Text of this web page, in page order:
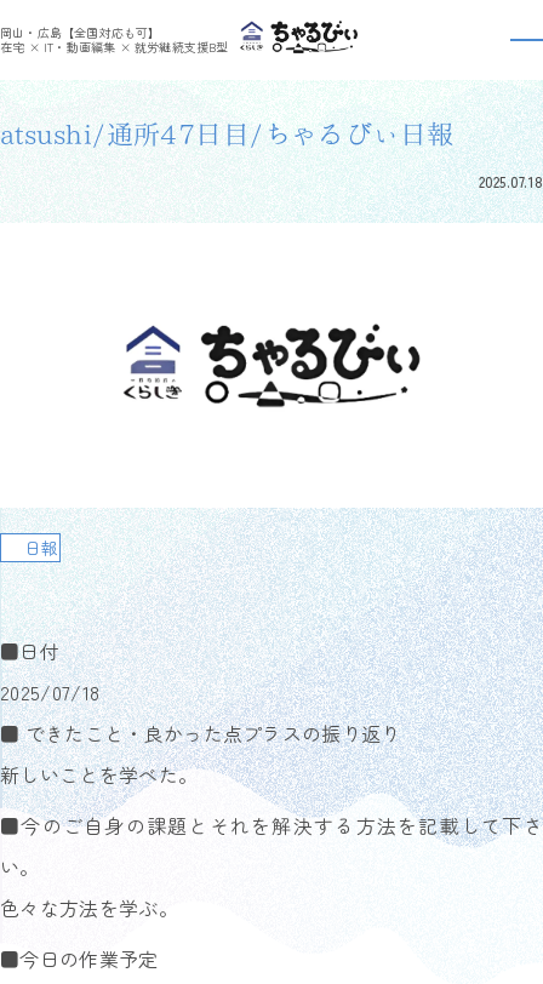
岡山・広島【全国対応も可】
在宅 × IT・動画編集 × 就労継続支援B型
利用者さんの日報 >
利用者さんの日報
atsushi/通所47日目/ちゃるびぃ日報
2025.07.18
日報
■日付
2025/07/18
■ できたこと・良かった点プラスの振り返り
新しいことを学べた。
■今のご自身の課題とそれを解決する方法を記載して下さ
い。
色々な方法を学ぶ。
■今日の作業予定